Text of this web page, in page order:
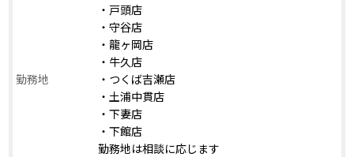
勤務地
・戸頭店
・守谷店
・龍ヶ岡店
・牛久店
・つくば吉瀬店
・土浦中貫店
・下妻店
・下館店
勤務地は相談に応じます